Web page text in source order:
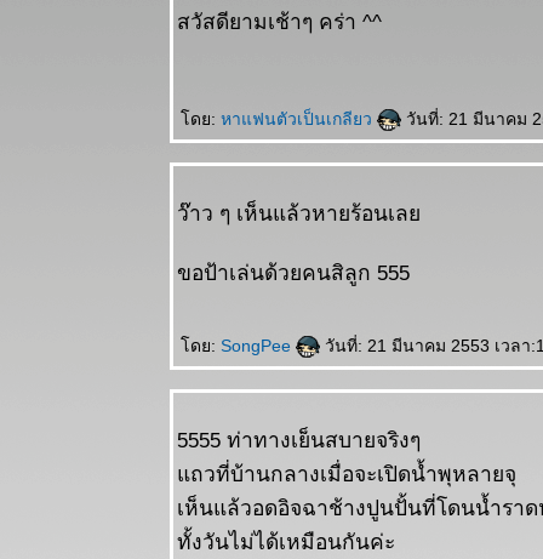
สวัสดียามเช้าๆ คร่า ^^
ดย: หาแฟนตัวเป็นเกลียว วันที่: 21 มีนาคม
ว๊าว ๆ เห็นแล้วหายร้อนเล
ขอป้าเล่นด้วยคนสิลูก 555
ดย: SongPee วันที่: 21 มีนาคม 2553 เวลา
5555 ท่าทางเย็นสบายจริงๆ
ถวที่บ้านกลางเมื่อจะเปิดน้ำพุหลายจุ
เห็นแล้วอดอิจฉาช้างปูนปั้นที่โดนน้ำรา
ทั้งวันไม่ได้เหมือนกันค่ะ